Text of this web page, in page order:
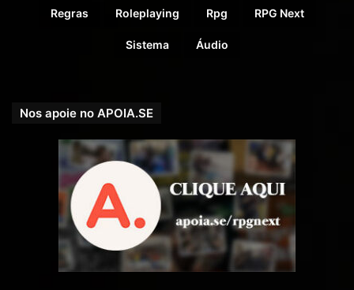
Regras Roleplaying Rpg RPG Next
Sistema Áudio
Nos apoie no APOIA.SE